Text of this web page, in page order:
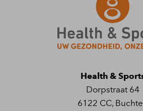
Health &
Dorpstraat 64
6122 CC,